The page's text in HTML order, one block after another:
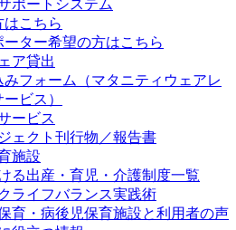
ポートシステム
はこちら
ーター希望の方はこちら
ア貸出
みフォーム（マタニティウェアレ
ビス）
ービス
ェクト刊行物／報告書
施設
る出産・育児・介護制度一覧
ライフバランス実践術
育・病後児保育施設と利用者の声